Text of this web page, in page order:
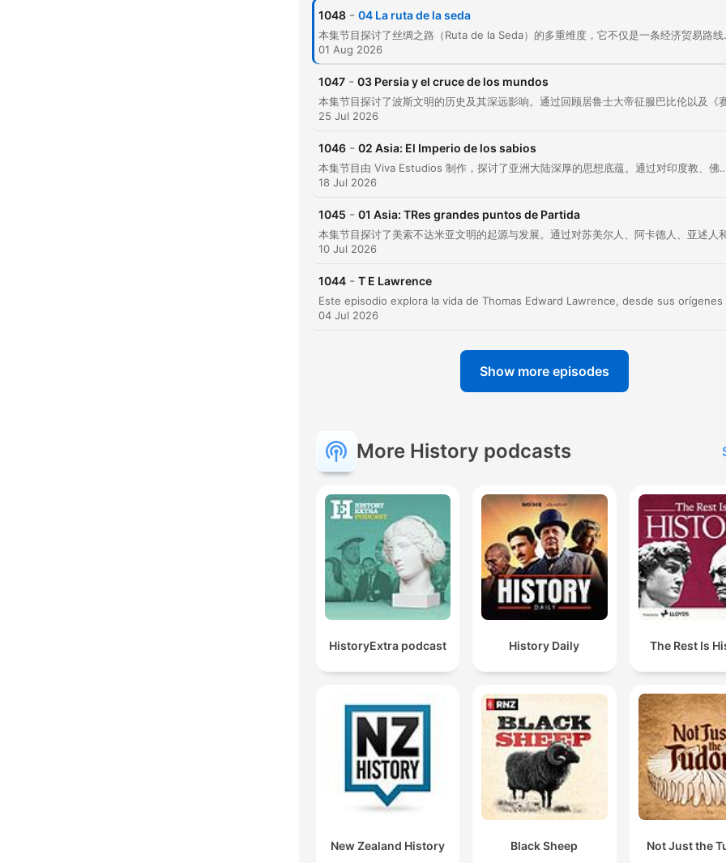
Highlights
00:05:38 · 描述了丝绸之路上的商人和外交官如何通过非正式的手
Y siempre había algo más que se negociaba, el
化与情感互动。
00:08:20 · 指出贸易路线在传播商品的同时，也成为了传染病扩散
Fue una escuela sin aulas,una universidad sin
diplomacia sin embajadores
1048 - 04 La ruta de la seda
本集节目探讨了丝绸之路（Ruta de la Seda）的多重维度，它不仅是一条经济贸
01 Aug 2026
1047 - 03 Persia y el cruce de los mundos
25 Jul 2026
1046 - 02 Asia: El Imperio de los sabios
本集节目由 Viva Estudios 制作，探讨了亚洲大陆深厚的思想底蕴。通过对印度教、佛教和儒家思想这三大核心思想流派的考察，节目展示了这些古老智慧如何跨越千年
18 Jul 2026
1045 - 01 Asia: TRes grandes puntos de Partida
10 Jul 2026
1044 - T E Lawrence
04 Jul 2026
Show more episodes
More History podcasts
HistoryExtra podcast History Daily The Rest Is
New Zealand History Black Sheep Not Just the